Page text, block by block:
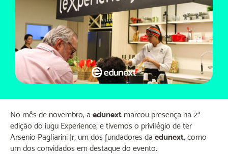
No mês de novembro, a edunext marcou presença na 2ª
edição do iugu Experience, e tivemos o privilégio de ter
Arsenio Pagliarini Jr, um dos fundadores da edunext, como
um dos convidados em destaque do evento.